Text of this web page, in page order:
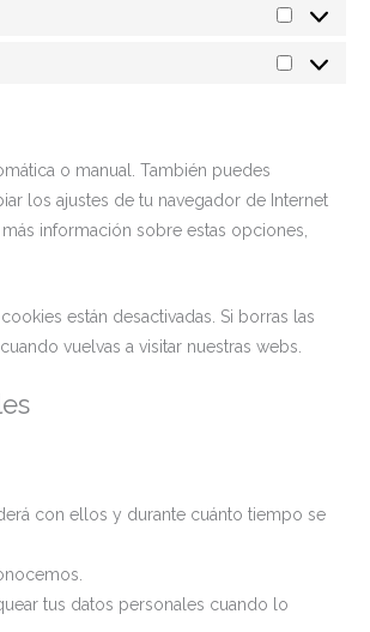
o manual. También puedes
los ajustes de tu navegador de Internet
información sobre estas opciones,
están desactivadas. Si borras las
vuelvas a visitar nuestras webs.
con ellos y durante cuánto tiempo se
tus datos personales cuando lo